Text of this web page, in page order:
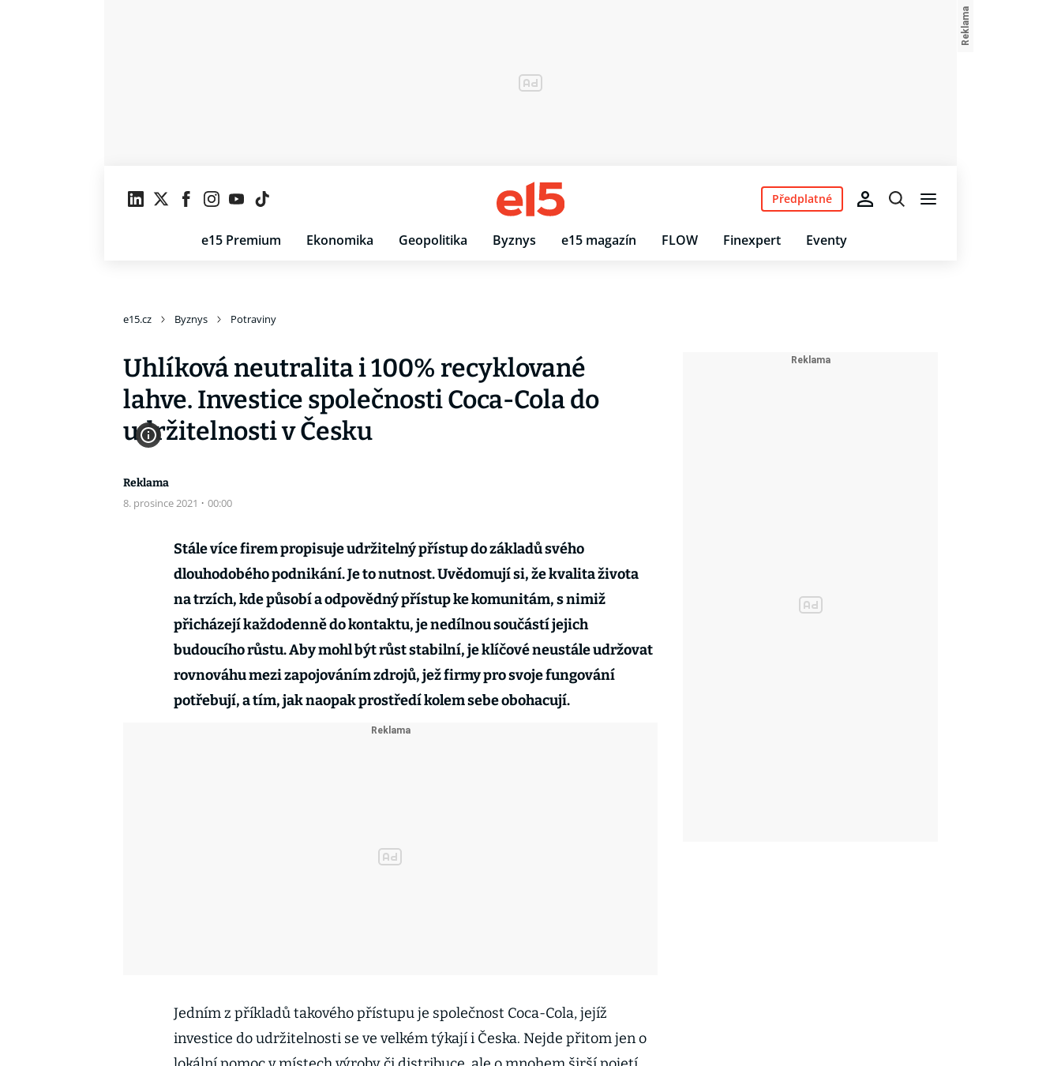
e15 Premium Ekonomika Geopolitika Byznys e15 magazín FLOW Finexpert Eventy
Předplatné
e15.cz Byznys Potraviny
Uhlíková neutralita i 100% recyklované
lahve. Investice společnosti Coca-Cola do
udržitelnosti v Česku
Reklama
8. prosince 2021 · 00:00
Stále více firem propisuje udržitelný přístup do základů svého
dlouhodobého podnikání. Je to nutnost. Uvědomují si, že kvalita života
na trzích, kde působí a odpovědný přístup ke komunitám, s nimiž
přicházejí každodenně do kontaktu, je nedílnou součástí jejich
budoucího růstu. Aby mohl být růst stabilní, je klíčové neustále udržovat
rovnováhu mezi zapojováním zdrojů, jež firmy pro svoje fungování
potřebují, a tím, jak naopak prostředí kolem sebe obohacují.
Jedním z příkladů takového přístupu je společnost Coca-Cola, jejíž
investice do udržitelnosti se ve velkém týkají i Česka. Nejde přitom jen o